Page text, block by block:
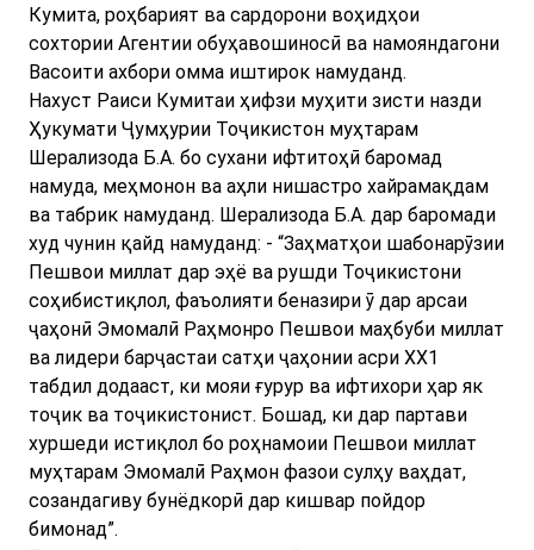
Кумита, роҳбарият ва сардорони воҳидҳои
сохтории Агентии обуҳавошиносӣ ва намояндагони
Васоити ахбори омма иштирок намуданд.
Нахуст Раиси Кумитаи ҳифзи муҳити зисти назди
Ҳукумати Ҷумҳурии Тоҷикистон муҳтарам
Шерализода Б.А. бо сухани ифтитоҳӣ баромад
намуда, меҳмонон ва аҳли нишастро хайрамақдам
ва табрик намуданд. Шерализода Б.А. дар баромади
худ чунин қайд намуданд: - “Заҳматҳои шабонарӯзии
Пешвои миллат дар эҳё ва рушди Тоҷикистони
соҳибистиқлол, фаъолияти беназири ӯ дар арсаи
ҷаҳонӣ Эмомалӣ Раҳмонро Пешвои маҳбуби миллат
ва лидери барҷастаи сатҳи ҷаҳонии асри ХХ1
табдил додааст, ки мояи ғурур ва ифтихори ҳар як
тоҷик ва тоҷикистонист. Бошад, ки дар партави
хуршеди истиқлол бо роҳнамоии Пешвои миллат
муҳтарам Эмомалӣ Раҳмон фазои сулҳу ваҳдат,
созандагиву бунёдкорӣ дар кишвар пойдор
бимонад”.